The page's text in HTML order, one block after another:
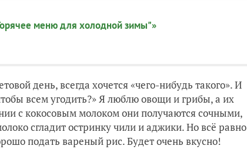
меню для холодной зимы"»
день, всегда хочется «чего-нибудь такого». И
всем угодить?» Я люблю овощи и грибы, а их
с кокосовым молоком они получаются сочными,
сгладит остринку чили и аджики. Но всё равно
подать вареный рис. Будет очень вкусно!